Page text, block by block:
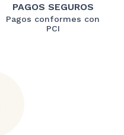
PAGOS SEGUROS
Pagos conformes con
PCI